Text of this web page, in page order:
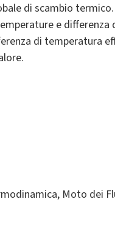
di scambio
e
di temperatura
Moto dei